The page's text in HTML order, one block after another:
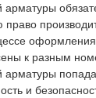
к разным
арматуры
и